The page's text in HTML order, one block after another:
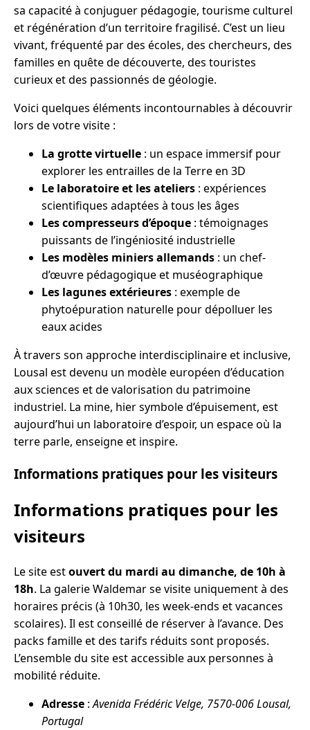
sa capacité à conjuguer pédagogie, tourisme culturel
et régénération d’un territoire fragilisé. C’est un lieu
vivant, fréquenté par des écoles, des chercheurs, des
familles en quête de découverte, des touristes
curieux et des passionnés de géologie.
Voici quelques éléments incontournables à découvrir
lors de votre visite :
La grotte virtuelle : un espace immersif pour
explorer les entrailles de la Terre en 3D
Le laboratoire et les ateliers : expériences
scientifiques adaptées à tous les âges
Les compresseurs d’époque : témoignages
puissants de l’ingéniosité industrielle
Les modèles miniers allemands : un chef-
d’œuvre pédagogique et muséographique
Les lagunes extérieures : exemple de
phytoépuration naturelle pour dépolluer les
eaux acides
À travers son approche interdisciplinaire et inclusive,
Lousal est devenu un modèle européen d’éducation
aux sciences et de valorisation du patrimoine
industriel. La mine, hier symbole d’épuisement, est
aujourd’hui un laboratoire d’espoir, un espace où la
terre parle, enseigne et inspire.
Informations pratiques pour les visiteurs
Informations pratiques pour les
visiteurs
Le site estouvert du mardi au dimanche, de 10h à
18h. La galerie Waldemar se visite uniquement à des
horaires précis (à 10h30, les week-ends et vacances
scolaires). Il est conseillé de réserver à l’avance. Des
packs famille et des tarifs réduits sont proposés.
L’ensemble du site est accessible aux personnes à
mobilité réduite.
Adresse :Avenida Frédéric Velge, 7570-006 Lousal,
Portugal